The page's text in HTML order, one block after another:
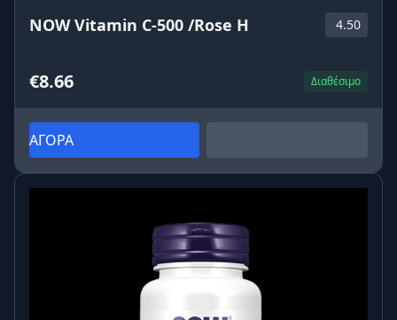
NOW Vitamin C-500 /Rose H 4.50
€8.66 Διαθέσιμο
ΑΓΟΡΑ